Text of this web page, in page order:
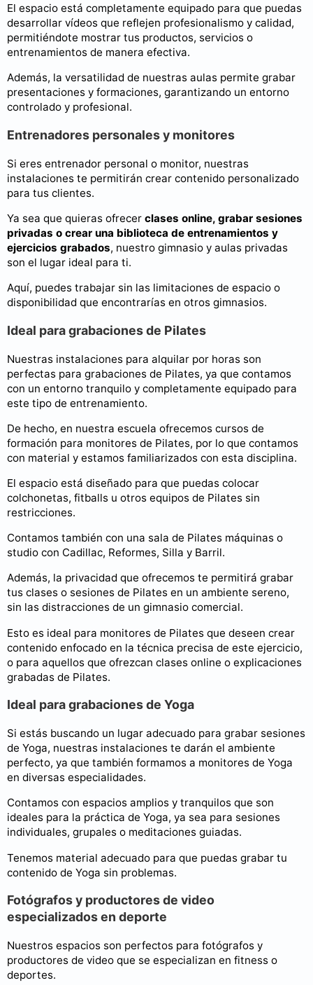
El espacio está completamente equipado para que puedas
desarrollar vídeos que reflejen profesionalismo y calidad,
permitiéndote mostrar tus productos, servicios o
entrenamientos de manera efectiva.
Además, la versatilidad de nuestras aulas permite grabar
presentaciones y formaciones, garantizando un entorno
controlado y profesional.
Entrenadores personales y monitores
Si eres entrenador personal o monitor, nuestras
instalaciones te permitirán crear contenido personalizado
para tus clientes.
Ya sea que quieras ofrecer clases online, grabar sesiones
privadas o crear una biblioteca de entrenamientos y
ejercicios grabados, nuestro gimnasio y aulas privadas
son el lugar ideal para ti.
Aquí, puedes trabajar sin las limitaciones de espacio o
disponibilidad que encontrarías en otros gimnasios.
Ideal para grabaciones de Pilates
Nuestras instalaciones para alquilar por horas son
perfectas para grabaciones de Pilates, ya que contamos
con un entorno tranquilo y completamente equipado para
este tipo de entrenamiento.
De hecho, en nuestra escuela ofrecemos cursos de
formación para monitores de Pilates, por lo que contamos
con material y estamos familiarizados con esta disciplina.
El espacio está diseñado para que puedas colocar
colchonetas, fitballs u otros equipos de Pilates sin
restricciones.
Contamos también con una sala de Pilates máquinas o
studio con Cadillac, Reformes, Silla y Barril.
Además, la privacidad que ofrecemos te permitirá grabar
tus clases o sesiones de Pilates en un ambiente sereno,
sin las distracciones de un gimnasio comercial.
Esto es ideal para monitores de Pilates que deseen crear
contenido enfocado en la técnica precisa de este ejercicio,
o para aquellos que ofrezcan clases online o explicaciones
grabadas de Pilates.
Ideal para grabaciones de Yoga
Si estás buscando un lugar adecuado para grabar sesiones
de Yoga, nuestras instalaciones te darán el ambiente
perfecto, ya que también formamos a monitores de Yoga
en diversas especialidades.
Contamos con espacios amplios y tranquilos que son
ideales para la práctica de Yoga, ya sea para sesiones
individuales, grupales o meditaciones guiadas.
Tenemos material adecuado para que puedas grabar tu
contenido de Yoga sin problemas.
Fotógrafos y productores de video
especializados en deporte
Nuestros espacios son perfectos para fotógrafos y
productores de video que se especializan en fitness o
deportes.